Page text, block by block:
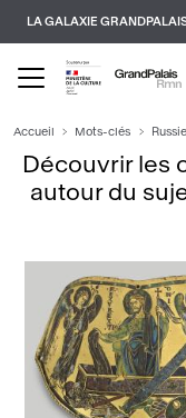
LA GALAXIE
Accueil Mots-clés Russie
Découvrir les
autour du